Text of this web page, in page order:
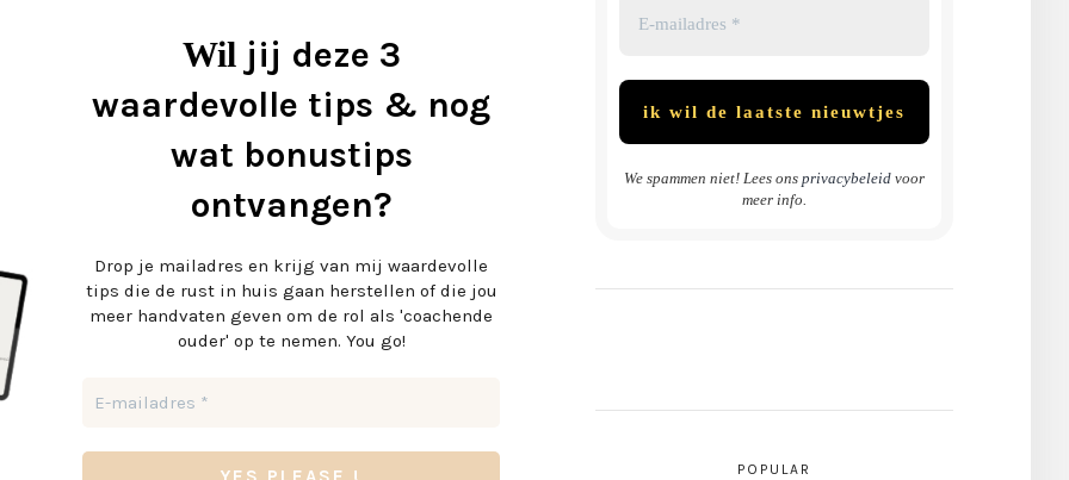
Wil jij deze 3
waardevolle tips & nog
wat bonustips
ontvangen?
Drop je mailadres en krijg van mij waardevolle
tips die de rust in huis gaan herstellen of die jou
meer handvaten geven om de rol als 'coachende
ouder' op te nemen. You go!
We spammen niet! Lees ons privacybeleid voor
meer info.
POPULAR